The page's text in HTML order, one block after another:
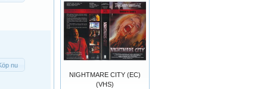
nu
NIGHTMARE CITY (EC)
(VHS)